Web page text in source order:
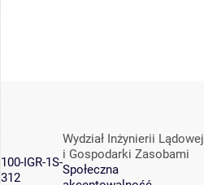
100-IGR-1S-
312
Wydział Inżynierii Lądowej
i Gospodarki Zasobami
Społeczna